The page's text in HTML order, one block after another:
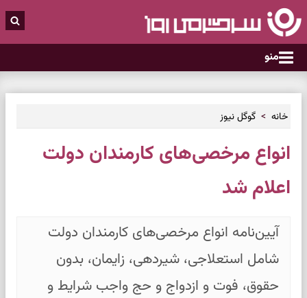
منو
خانه گوگل نیوز
انواع مرخصی‌های کارمندان دولت
اعلام شد
آیین‌نامه انواع مرخصی‌های کارمندان دولت
شامل استعلاجی، شیردهی، زایمان، بدون
حقوق، فوت و ازدواج و حج واجب شرایط و